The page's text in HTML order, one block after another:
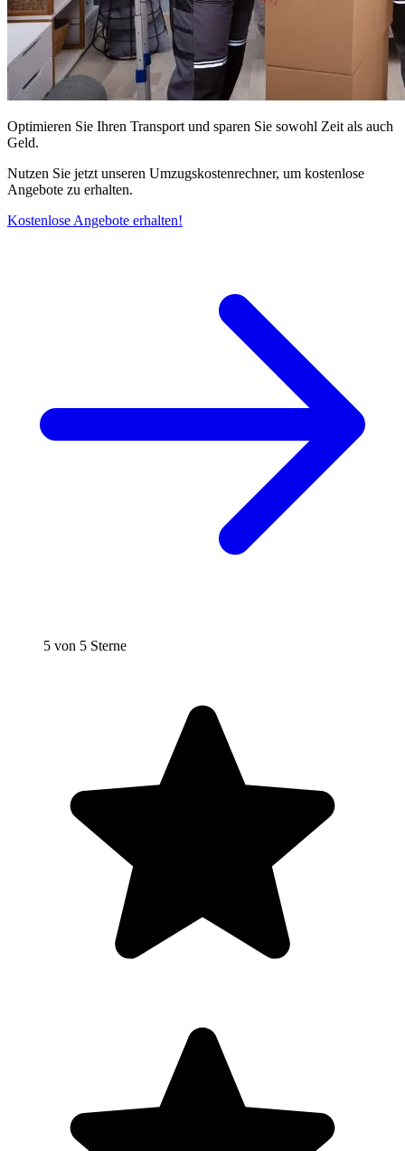
Optimieren Sie Ihren Transport und sparen Sie sowohl Zeit als auch
Geld.
Nutzen Sie jetzt unseren Umzugskostenrechner, um kostenlose
Angebote zu erhalten.
Kostenlose Angebote erhalten!
5 von 5 Sterne